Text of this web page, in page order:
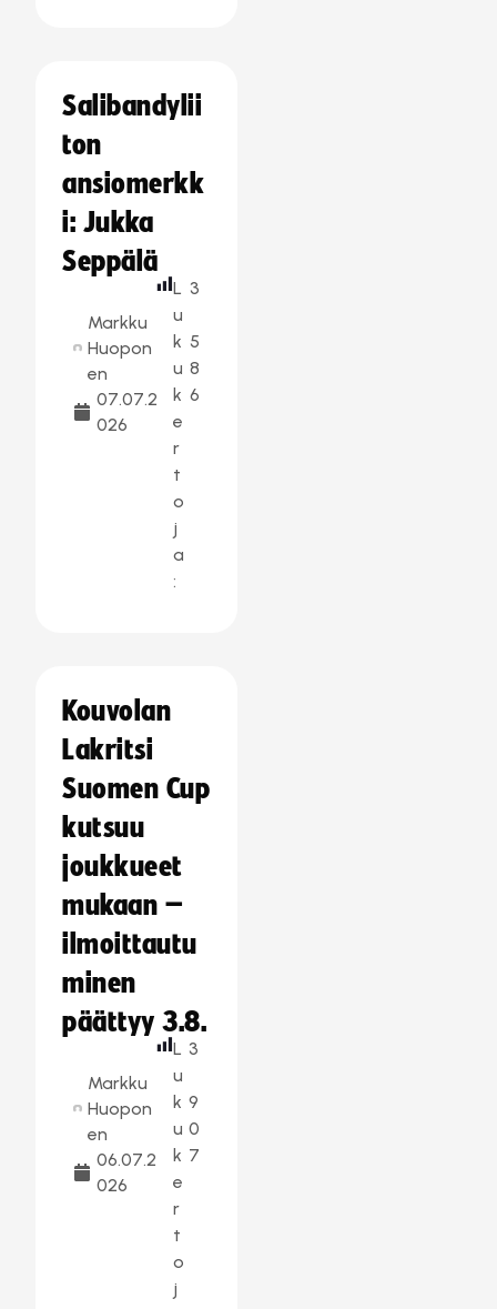
Salibandylii
ton
ansiomerkk
i: Jukka
Seppälä
Markku
Huopon
en
07.07.2
026
L
u
k
u
k
e
r
t
o
j
a
:
3
5
8
6
Kouvolan
Lakritsi
Suomen Cup
kutsuu
joukkueet
mukaan –
ilmoittautu
minen
päättyy 3.8.
Markku
Huopon
en
06.07.2
026
L
u
k
u
k
e
r
t
o
j
3
9
0
7